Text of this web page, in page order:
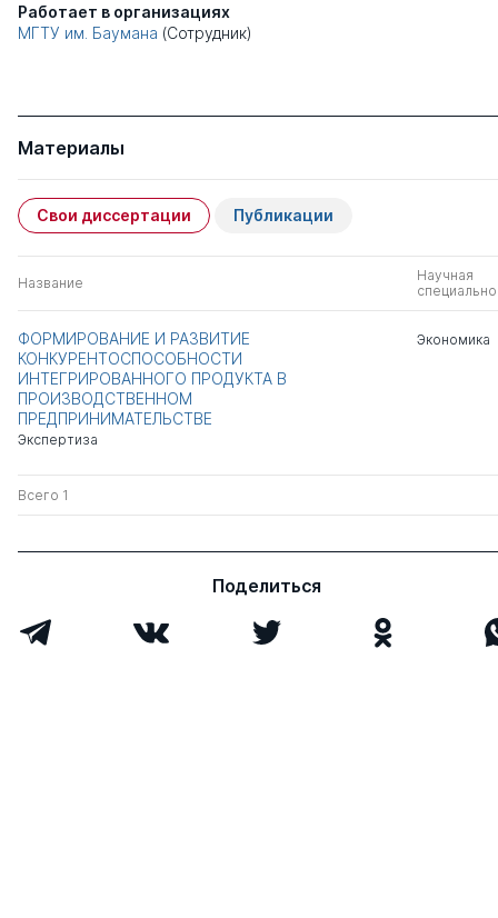
Работает в организациях
МГТУ им. Баумана (Сотрудник)
Материалы
Свои диссертации Публикации
Название
Научная
ФОРМИРОВАНИЕ И РАЗВИТИЕ
КОНКУРЕНТОСПОСОБНОСТИ
ИНТЕГРИРОВАННОГО ПРОДУКТА В
ПРОИЗВОДСТВЕННОМ
ПРЕДПРИНИМАТЕЛЬСТВЕ
Экспертиза
Экономика
Всего 1
Поделиться